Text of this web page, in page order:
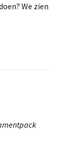
We zien